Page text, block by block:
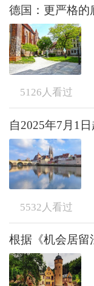
5126 人看过
5532 人看过